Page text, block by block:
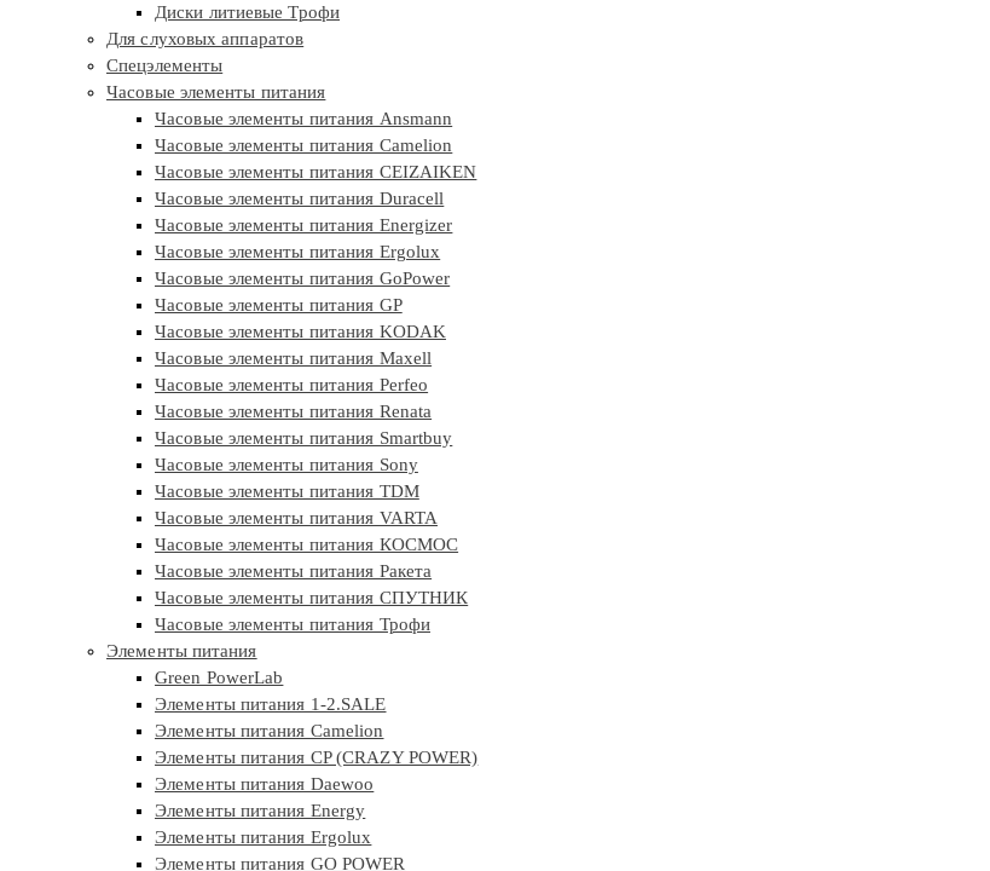
Диски литиевые Трофи
Для слуховых аппаратов
Спецэлементы
Часовые элементы питания
Часовые элементы питания Ansmann
Часовые элементы питания Camelion
Часовые элементы питания CEIZAIKEN
Часовые элементы питания Duracell
Часовые элементы питания Energizer
Часовые элементы питания Ergolux
Часовые элементы питания GoPower
Часовые элементы питания GP
Часовые элементы питания KODAK
Часовые элементы питания Maxell
Часовые элементы питания Perfeo
Часовые элементы питания Renata
Часовые элементы питания Smartbuy
Часовые элементы питания Sony
Часовые элементы питания TDM
Часовые элементы питания VARTA
Часовые элементы питания КОСМОС
Часовые элементы питания Ракета
Часовые элементы питания СПУТНИК
Часовые элементы питания Трофи
Элементы питания
Green PowerLab
Элементы питания 1-2.SALE
Элементы питания Camelion
Элементы питания CP (CRAZY POWER)
Элементы питания Daewoo
Элементы питания Energy
Элементы питания Ergolux
Элементы питания GO POWER